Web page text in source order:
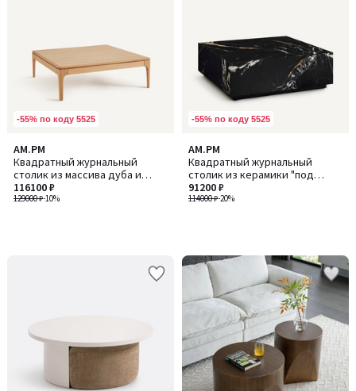
-55% по коду 5525
AM.PM
Квадратный журнальный
столик из массива дуба и
шпона, 2 выдвижных ящика,
SANARA / САНАРА
129000 ₽-10%
116100 ₽
-55% по коду 5525
AM.PM
Квадратный журнальный
столик из керамики "под
мрамор", ALCANA / АЛКАНА
114000 ₽-20%
91200 ₽